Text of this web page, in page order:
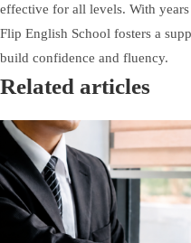
effective for all levels. With
Flip English School fosters a
build confidence and fluency.
Related articles